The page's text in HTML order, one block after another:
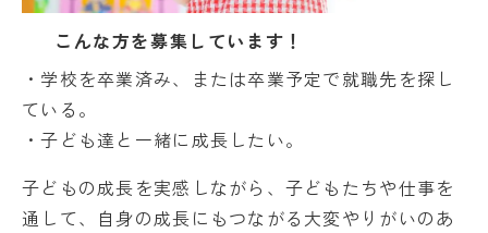
こんな方を募集しています！
・学校を卒業済み、または卒業予定で就職先を探し
ている。
・子ども達と一緒に成長したい。
子どもの成長を実感しながら、子どもたちや仕事を
通して、自身の成長にもつながる大変やりがいのあ